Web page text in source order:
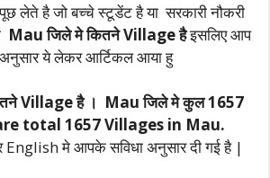
लेते है जो बच्चे स्टूडेंट है या सरकारी नौकरी
Mau जिले मे कितने Village हैइसलिए आप
ये लेकर आर्टिकल आया हु
Village है । Mau जिले मे कुल 1657
total 1657 Villages in Mau.
English मे आपके सविधा अनुसार दी गई है |